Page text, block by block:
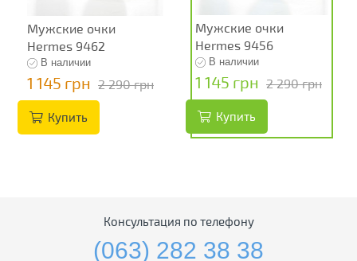
Мужские очки
Hermes 9462
В наличии
1 145 грн 2 290 грн
Купить
Мужские очки
Hermes 9456
В наличии
1 145 грн 2 290 грн
Купить
Консультация по телефону
(063) 282 38 38